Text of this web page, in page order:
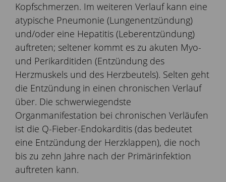
Kopfschmerzen. Im weiteren Verlauf kann eine
atypische Pneumonie (Lungenentzündung)
und/oder eine Hepatitis (Leberentzündung)
auftreten; seltener kommt es zu akuten Myo-
und Perikarditiden (Entzündung des
Herzmuskels und des Herzbeutels). Selten geht
die Entzündung in einen chronischen Verlauf
über. Die schwerwiegendste
Organmanifestation bei chronischen Verläufen
ist die Q-Fieber-Endokarditis (das bedeutet
eine Entzündung der Herzklappen), die noch
bis zu zehn Jahre nach der Primärinfektion
auftreten kann.